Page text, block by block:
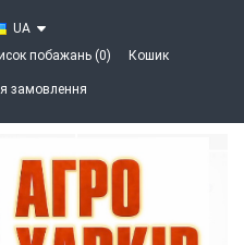
UA
побажань (0) Кошик
замовлення